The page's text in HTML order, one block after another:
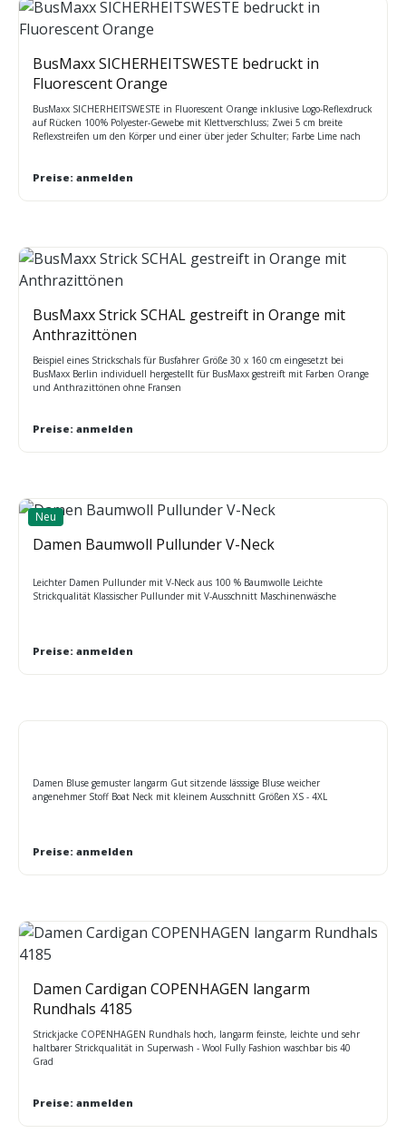
BusMaxx SICHERHEITSWESTE bedruckt in
Fluorescent Orange
BusMaxx SICHERHEITSWESTE in Fluorescent Orange inklusive Logo-Reflexdruck
auf Rücken 100% Polyester-Gewebe mit Klettverschluss; Zwei 5 cm breite
Reflexstreifen um den Körper und einer über jeder Schulter; Farbe Lime nach
142/147cm
Preise: anmelden
BusMaxx Strick SCHAL gestreift in Orange mit
Anthrazittönen
Beispiel eines Strickschals für Busfahrer Größe 30 x 160 cm eingesetzt bei
BusMaxx Berlin individuell hergestellt für BusMaxx gestreift mit Farben Orange
und Anthrazittönen ohne Fransen
Preise: anmelden
Neu
Damen Baumwoll Pullunder V-Neck
Leichter Damen Pullunder mit V-Neck aus 100 % Baumwolle Leichte
Strickqualität Klassischer Pullunder mit V-Ausschnitt Maschinenwäsche
Preise: anmelden
Damen Bluse gemuster langarm Gut sitzende lässsige Bluse weicher
angenehmer Stoff Boat Neck mit kleinem Ausschnitt Größen XS - 4XL
Preise: anmelden
Damen Cardigan COPENHAGEN langarm
Rundhals 4185
Strickjacke COPENHAGEN Rundhals hoch, langarm feinste, leichte und sehr
haltbarer Strickqualität in Superwash - Wool Fully Fashion waschbar bis 40
Grad
Preise: anmelden